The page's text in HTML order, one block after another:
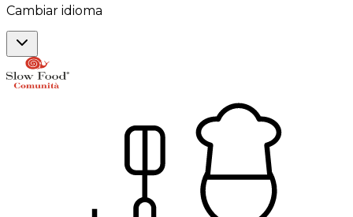
Cambiar idioma